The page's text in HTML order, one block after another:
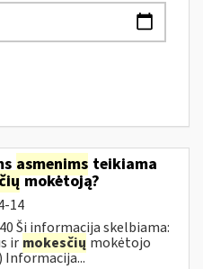
asmenims teikiama
mokėtoją?
14
Ši informacija skelbiama:
ir mokesčių mokėtojo
Informacija...